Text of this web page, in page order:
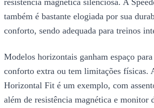
também é bastante elogiada por sua
conforto, sendo adequada para treinos
Modelos horizontais ganham espaço
conforto extra ou tem limitações físicas.
Horizontal Fit é um exemplo, com
além de resistência magnética e monitor